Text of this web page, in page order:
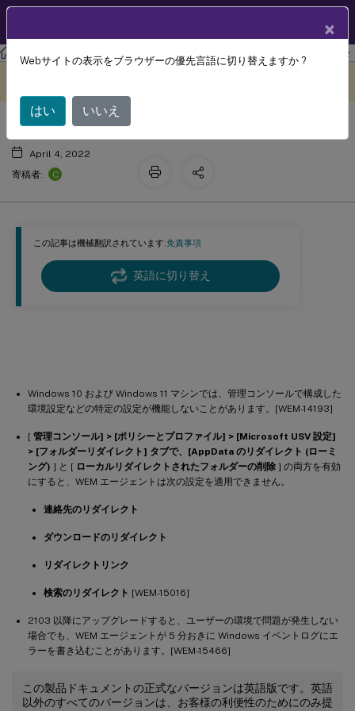
ワークスペース環境管理 Workspace Environment Management 2112
この記事は機械翻訳されています.免責事項
英語に切り替え
Windows 10 および Windows 11 マシンでは、管理コンソールで構成した
環境設定などの特定の設定が機能しないことがあります。[WEM-14193]
[ 管理コンソール] > [ポリシーとプロファイル] > [Microsoft USV 設定]
> [フォルダーリダイレクト] タブで、[AppData のリダイレクト (ローミ
ング) ] と [ ローカルリダイレクトされたフォルダーの削除 ] の両方を有効
にすると、WEM エージェントは次の設定を適用できません。
連絡先のリダイレクト
ダウンロードのリダイレクト
リダイレクトリンク
検索のリダイレクト [WEM-15016]
2103 以降にアップグレードすると、ユーザーの環境で問題が発生しない
場合でも、WEM エージェントが 5 分おきに Windows イベントログにエ
ラーを書き込むことがあります。[WEM-15466]
この製品ドキュメントの正式なバージョンは英語版です。英語
以外のすべてのバージョンは、お客様の利便性のためにのみ提
既知の問題
April 4, 2022
寄稿者:
C
×
Webサイトの表示をブラウザーの優先言語に切り替えますか ?
はい いいえ